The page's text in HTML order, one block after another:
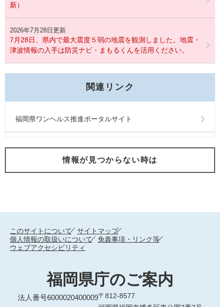
新）
2026年7月28日更新
7月28日、県内で最大震度５弱の地震を観測しました。地震・
津波情報の入手は防災ナビ・まもるくんを活用ください。
関連リンク
福岡県ワンヘルス推進ポータルサイト
情報が見つからない時は
このサイトについて
サイトマップ
個人情報の取扱いについて
免責事項・リンク等
ウェブアクセシビリティ
福岡県庁のご案内
法人番号6000020400009〒812-8577